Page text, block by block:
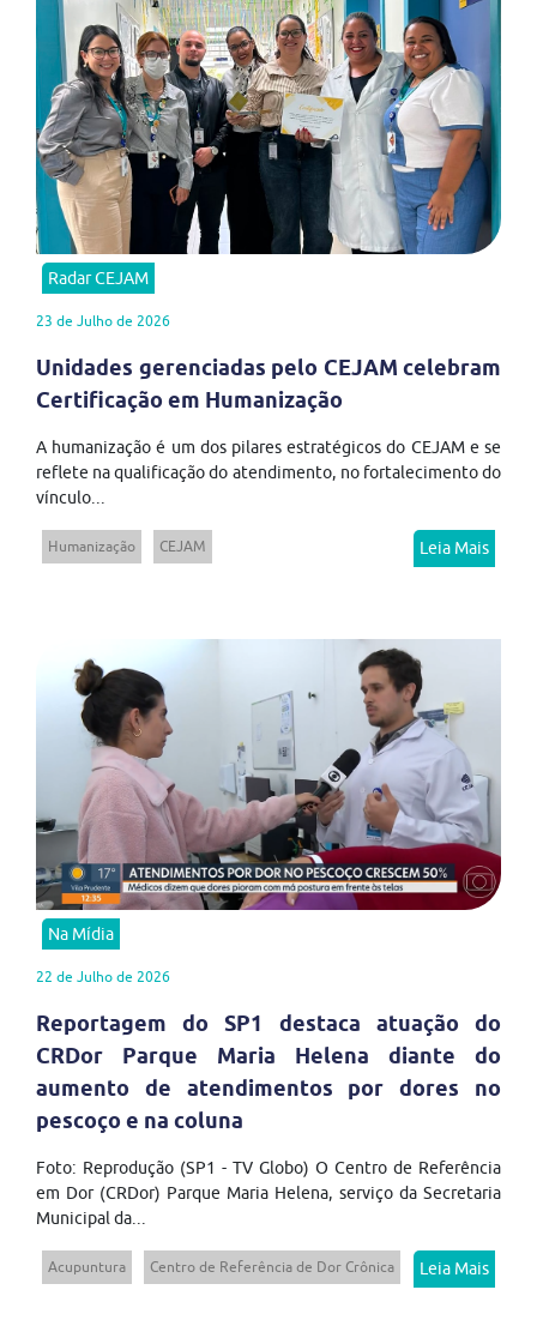
Radar CEJAM
23 de Julho de 2026
Unidades gerenciadas pelo CEJAM celebram
Certificação em Humanização
A humanização é um dos pilares estratégicos do CEJAM e se
reflete na qualificação do atendimento, no fortalecimento do
vínculo...
Humanização CEJAM Leia Mais
Na Mídia
22 de Julho de 2026
Reportagem do SP1 destaca atuação do
CRDor Parque Maria Helena diante do
aumento de atendimentos por dores no
pescoço e na coluna
Foto: Reprodução (SP1 - TV Globo) O Centro de Referência
em Dor (CRDor) Parque Maria Helena, serviço da Secretaria
Municipal da...
Acupuntura Centro de Referência de Dor Crônica Leia Mais